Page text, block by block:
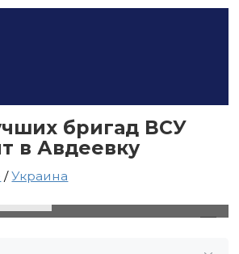
бригад ВСУ
в Авдеевку
/Украина